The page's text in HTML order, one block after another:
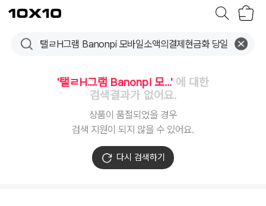
텐
바
'탤ㄹH그램 Banonpi 모...'에 대한
검색결과가 없어요.
상품이 품절되었을 경우
검색 지원이 되지 않을 수 있어요.
다시 검색하기